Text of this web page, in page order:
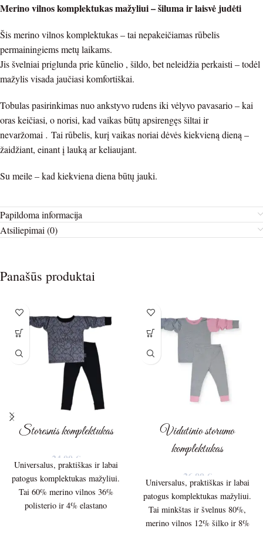
Merino vilnos komplektukas mažyliui – šiluma ir laisvė judėti
Šis merino vilnos komplektukas – tai nepakeičiamas rūbelis
permainingiems metų laikams.
Jis švelniai priglunda prie kūnelio , šildo, bet neleidžia perkaisti – todėl
mažylis visada jaučiasi komfortiškai.
Tobulas pasirinkimas nuo ankstyvo rudens iki vėlyvo pavasario – kai
oras keičiasi, o norisi, kad vaikas būtų apsirengęs šiltai ir
nevaržomai . Tai rūbelis, kurį vaikas noriai dėvės kiekvieną dieną –
žaidžiant, einant į lauką ar keliaujant.
Su meile – kad kiekviena diena būtų jauki.
Papildoma informacija
Atsiliepimai (0)
Panašūs produktai
Storesnis komplektukas
24,00 €
Universalus, praktiškas ir labai
patogus komplektukas mažyliui.
Tai 60% merino vilnos 36%
polisterio ir 4% elastano
Vidutinio storumo
komplektukas
26,00 €
Universalus, praktiškas ir labai
patogus komplektukas mažyliui.
Tai minkštas ir švelnus 80%,
merino vilnos 12% šilko ir 8%